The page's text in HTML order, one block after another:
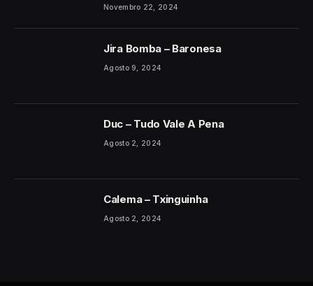
Novembro 22, 2024
Jira Bomba – Baronesa
Agosto 9, 2024
Duc – Tudo Vale A Pena
Agosto 2, 2024
Calema – Txinguinha
Agosto 2, 2024